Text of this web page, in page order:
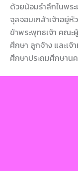
ด้วยน้อมรำลึกในพร
จุลจอมเกล้าเจ้าอยู่หั
ข้าพระพุทธเจ้า คณะ
ศึกษา ลูกจ้าง และเ
ศึกษาประถมศึกษาน